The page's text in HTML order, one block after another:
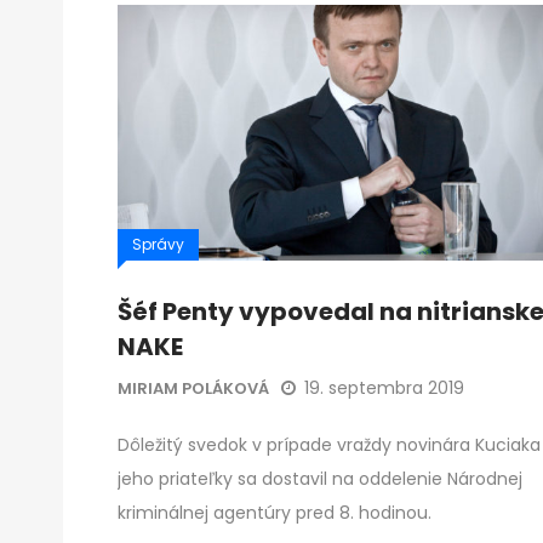
Správy
Šéf Penty vypovedal na
NAKE
MIRIAM POLÁKOVÁ 19. septembra 2019
Dôležitý svedok v prípade vraždy novinára
jeho priateľky sa dostavil na oddelenie Národnej
kriminálnej agentúry pred 8. hodinou.